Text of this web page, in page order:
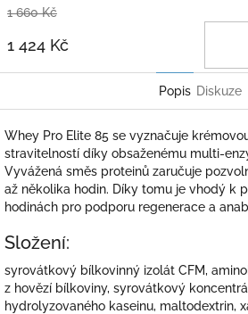
1 660 Kč
1 424 Kč
Popis Diskuze
Whey Pro Elite 85 se vyznačuje
stravitelností díky obsaženému multi-
Vyvážená směs proteinů zaručuje
až několika hodin. Díky tomu je vhodý k
hodinách pro podporu regenerace a
Složení:
syrovátkový bílkovinný izolát CFM,
z hovězí bílkoviny, syrovátkový
hydrolyzovaného kaseinu, maltodextrin,